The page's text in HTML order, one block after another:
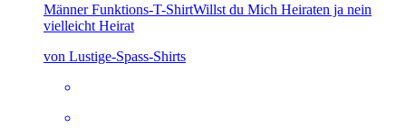
Männer Funktions-T-ShirtWillst du Mich Heiraten ja nein
vielleicht Heirat
von Lustige-Spass-Shirts